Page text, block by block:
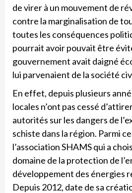
de virer à un mouvement de
contre la marginalisation de
toutes les conséquences
pourrait avoir pouvait être
gouvernement avait daigné
lui parvenaient de la société
En effet, depuis plusieurs
locales n’ont pas cessé
autorités sur les dangers de
schiste dans la région. Parmi
l’association SHAMS qui a
domaine de la protection de
développement des énergies
Depuis 2012, date de sa